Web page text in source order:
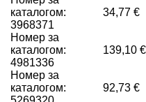
каталогом:
3968371
34,77 €
Номер за
каталогом:
4981336
139,10 €
Номер за
каталогом:
92,73 €